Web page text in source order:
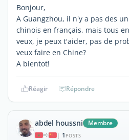
Bonjour,
A Guangzhou, il n'y a pas des
chinois en français, mais tous
veux, je peux t'aider, pas de
veux faire en Chine?
A bientot!
Réagir Répondre
abdel houssni Membre
| 1 POSTS